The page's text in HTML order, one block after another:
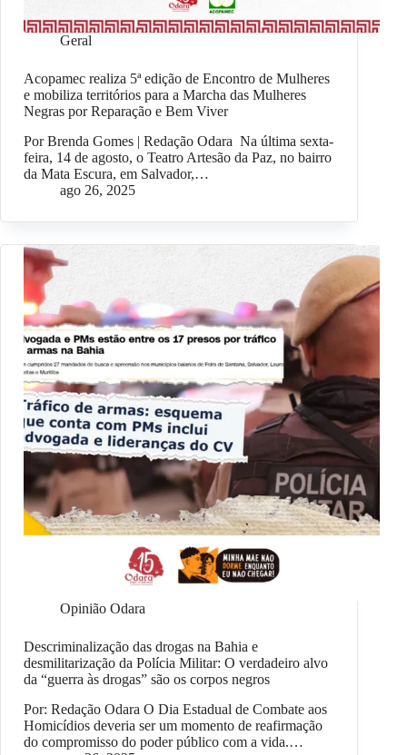
Geral
Acopamec realiza 5ª edição de Encontro de Mulheres
e mobiliza territórios para a Marcha das Mulheres
Negras por Reparação e Bem Viver
Por Brenda Gomes | Redação Odara Na última sexta-
feira, 14 de agosto, o Teatro Artesão da Paz, no bairro
da Mata Escura, em Salvador,…
ago 26, 2025
Opinião Odara
Descriminalização das drogas na Bahia e
desmilitarização da Polícia Militar: O verdadeiro alvo
da “guerra às drogas” são os corpos negros
Por: Redação Odara O Dia Estadual de Combate aos
Homicídios deveria ser um momento de reafirmação
do compromisso do poder público com a vida.…